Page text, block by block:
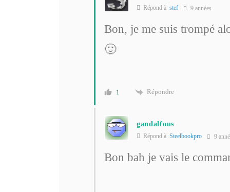
Répond à stef 9 années
Bon, je me suis trompé
🙂
1 Répondre
gandalfous
Répond à Steelbookpro 9
Bon bah je vais le